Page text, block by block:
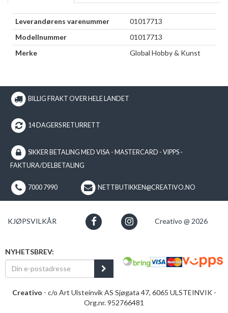
Leverandørens varenummer
01017713
Modellnummer
01017713
Merke
Global Hobby & Kunst
BILLIG FRAKT OVER HELE LANDET
14 DAGERS RETURRETT
SIKKER BETALING MED VISA - MASTERCARD - VIPPS -
FAKTURA/DELBETALING
7000 7990 NETTBUTIKKEN@CREATIVO.NO
KJØPSVILKÅR Creativo @ 2026
NYHETSBREV:
Creativo - c/o Art Ulsteinvik AS Sjøgata 47, 6065 ULSTEINVIK -
Org.nr. 952766481